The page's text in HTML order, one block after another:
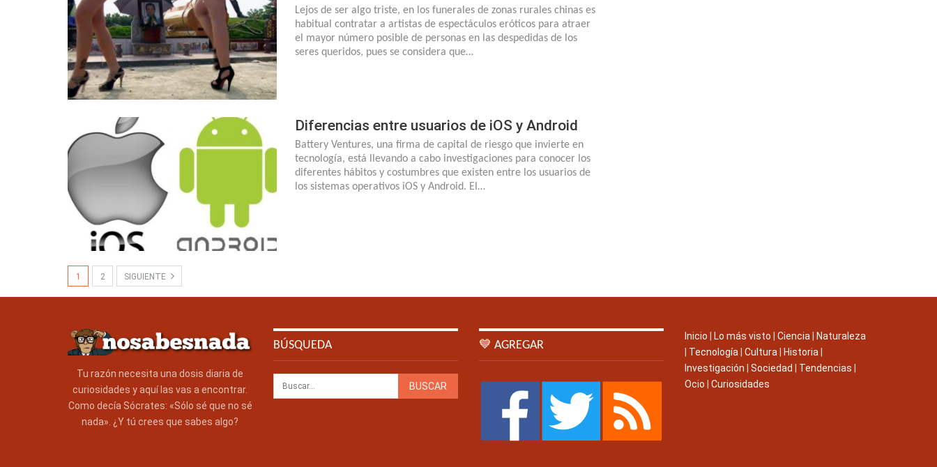
Lejos de ser algo triste, en los funerales de zonas rurales chinas es
habitual contratar a artistas de espectáculos eróticos para atraer
el mayor número posible de personas en las despedidas de los
seres queridos, pues se considera que…
Diferencias entre usuarios de iOS y Android
Battery Ventures, una firma de capital de riesgo que invierte en
tecnología, está llevando a cabo investigaciones para conocer los
diferentes hábitos y costumbres que existen entre los usuarios de
los sistemas operativos iOS y Android. El…
1 2 SIGUIENTE
Tu razón necesita una dosis diaria de
curiosidades y aquí las vas a encontrar.
Como decía Sócrates: «Sólo sé que no sé
nada». ¿Y tú crees que sabes algo?
BÚSQUEDA 💙 AGREGAR
Inicio Lo más visto Ciencia
Naturaleza
Tecnología Cultura Historia
Investigación
Sociedad Tendencias
Ocio
Curiosidades